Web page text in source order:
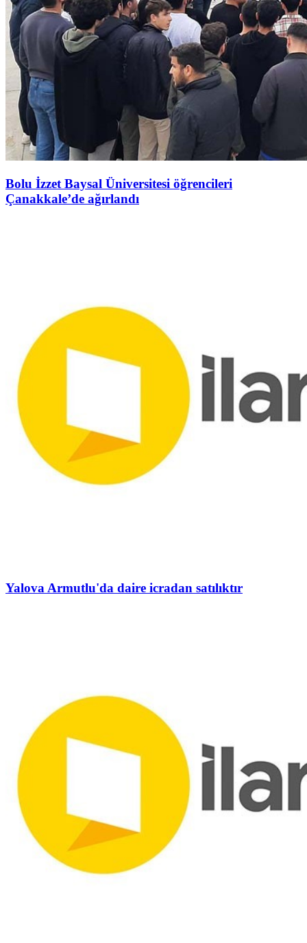
Bolu İzzet Baysal Üniversitesi öğrencileri
Çanakkale’de ağırlandı
Yalova Armutlu'da daire icradan satılıktır